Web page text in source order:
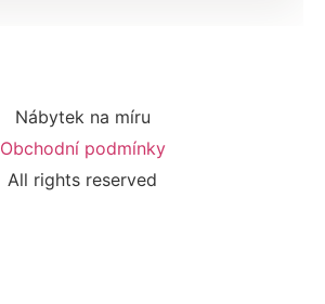
Nábytek na míru
Obchodní podmínky
All rights reserved